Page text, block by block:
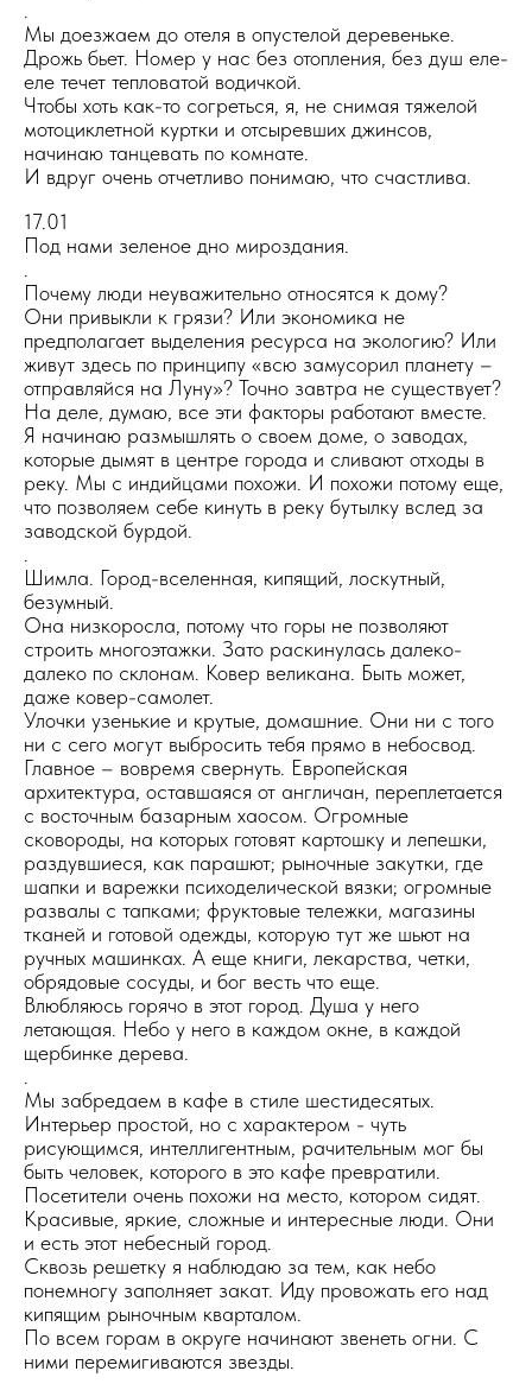
Мы доезжаем до отеля в опустелой деревеньке.
Дрожь бьет. Номер у нас без отопления, без душ еле-
еле течет тепловатой водичкой.
Чтобы хоть как-то согреться, я, не снимая тяжелой
мотоциклетной куртки и отсыревших джинсов,
начинаю танцевать по комнате.
И вдруг очень отчетливо понимаю, что счастлива.
17.01
Под нами зеленое дно мироздания.
Почему люди неуважительно относятся к дому?
Они привыкли к грязи? Или экономика не
предполагает выделения ресурса на экологию? Или
живут здесь по принципу «всю замусорил планету –
отправляйся на Луну»? Точно завтра не существует?
На деле, думаю, все эти факторы работают вместе.
Я начинаю размышлять о своем доме, о заводах,
которые дымят в центре города и сливают отходы в
реку. Мы с индийцами похожи. И похожи потому еще,
что позволяем себе кинуть в реку бутылку вслед за
заводской бурдой.
Шимла. Город-вселенная, кипящий, лоскутный,
безумный.
Она низкоросла, потому что горы не позволяют
строить многоэтажки. Зато раскинулась далеко-
далеко по склонам. Ковер великана. Быть может,
даже ковер-самолет.
Улочки узенькие и крутые, домашние. Они ни с того
ни с сего могут выбросить тебя прямо в небосвод.
Главное – вовремя свернуть. Европейская
архитектура, оставшаяся от англичан, переплетается
с восточным базарным хаосом. Огромные
сковороды, на которых готовят картошку и лепешки,
раздувшиеся, как парашют; рыночные закутки, где
шапки и варежки психоделической вязки; огромные
развалы с тапками; фруктовые тележки, магазины
тканей и готовой одежды, которую тут же шьют на
ручных машинках. А еще книги, лекарства, четки,
обрядовые сосуды, и бог весть что еще.
Влюбляюсь горячо в этот город. Душа у него
летающая. Небо у него в каждом окне, в каждой
щербинке дерева.
Мы забредаем в кафе в стиле шестидесятых.
Интерьер простой, но с характером - чуть
рисующимся, интеллигентным, рачительным мог бы
быть человек, которого в это кафе превратили.
Посетители очень похожи на место, котором сидят.
Красивые, яркие, сложные и интересные люди. Они
и есть этот небесный город.
Сквозь решетку я наблюдаю за тем, как небо
понемногу заполняет закат. Иду провожать его над
кипящим рыночным кварталом.
По всем горам в округе начинают звенеть огни. С
ними перемигиваются звезды.